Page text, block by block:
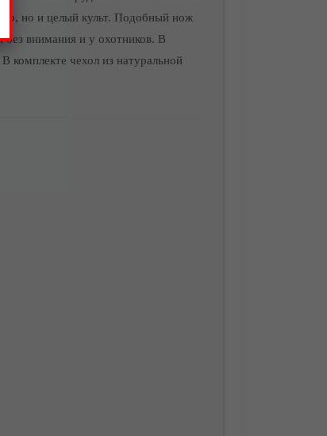
но и целый культ. Подобный нож
без внимания и у охотников. В
комплекте чехол из натуральной